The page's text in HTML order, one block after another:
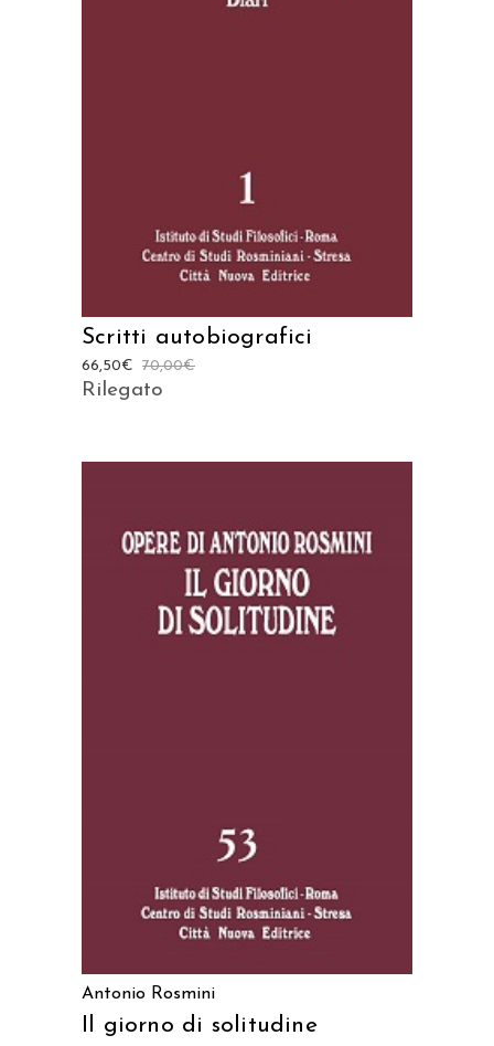
Scritti autobiografici
70,00€
66,50€
Rilegato
Antonio Rosmini
Il giorno di solitudine